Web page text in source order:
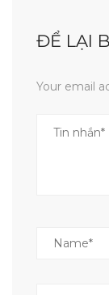
ĐỂ LẠI
Your email